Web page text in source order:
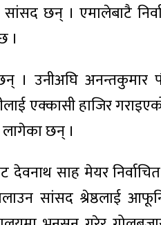
छन् । एमालेबाटै
।
उनीअघि अनन्तकुमार
एक्कासी हाजिर
छन् ।
साह मेयर
सांसद श्रेष्ठलाई